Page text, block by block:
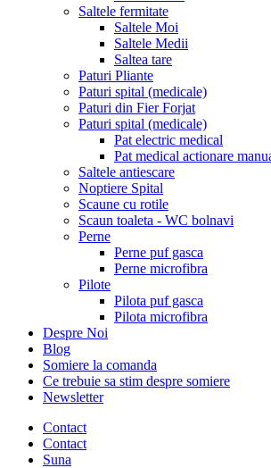
Saltele fermitate
Saltele Moi
Saltele Medii
Saltea tare
Paturi Pliante
Paturi spital (medicale)
Paturi din Fier Forjat
Paturi spital (medicale)
Pat electric medical
Pat medical actionare
Saltele antiescare
Noptiere Spital
Scaune cu rotile
Scaun toaleta - WC bolnavi
Perne
Perne puf gasca
Perne microfibra
Pilote
Pilota puf gasca
Pilota microfibra
Despre Noi
Blog
Somiere la comanda
Ce trebuie sa stim despre somiere
Newsletter
Contact
Contact
Suna